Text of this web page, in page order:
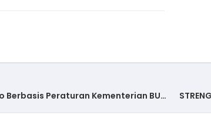
Implementasi Manajemen Risiko Berbasis Peraturan Kementerian BUMN No PER-5MBU092022 – 25 – 26 JANUARI 2023